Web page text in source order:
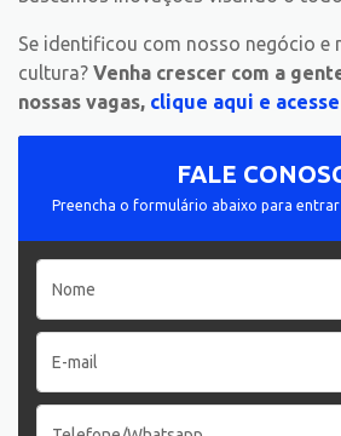
Se identificou com nosso negócio e
cultura? Venha crescer com a
nossas vagas, clique aqui e
FALE
Preencha o formulário abaixo para